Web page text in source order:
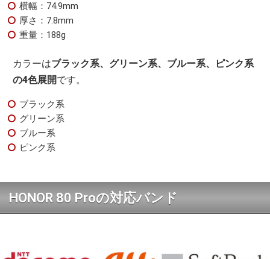
横幅：74.9mm
厚さ：7.8mm
重量：188g
カラーはブラック系、グリーン系、ブルー系、ピンク系
の4色展開です。
ブラック系
グリーン系
ブルー系
ピンク系
HONOR 80 Proの対応バンド